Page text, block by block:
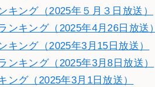
キング（2025年５月３日放送）
ンキング（2025年4月26日放送）
キング（2025年3月15日放送）
ンキング（2025年3月8日放送）
ング（2025年3月1日放送）